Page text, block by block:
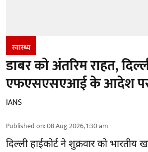
स्वास्थ्य
डाबर को अंतरिम राहत,
एफएसएसएआई के आदेश पर
IANS
Published on:08 Aug 2026, 1:30 am
दिल्ली हाईकोर्ट ने शुक्रवार को भारतीय